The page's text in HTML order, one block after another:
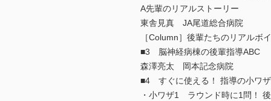
A先輩のリアルストーリー
東舎見真 JA尾道総合病院
［Column］後輩たちのリアルボ
■3 脳神経病棟の後輩指導ABC
森澤亮太 岡本記念病院
■4 すぐに使える！ 指導の小ワ
・小ワザ1 ラウンド時に1問！